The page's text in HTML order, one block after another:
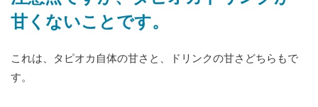
甘くないことです。
これは、タピオカ自体の甘さと、ドリンクの甘さどちらもで
す。